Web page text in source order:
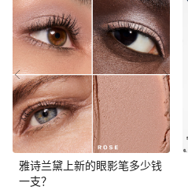
雅诗兰黛上新的眼影笔多少钱
一支？